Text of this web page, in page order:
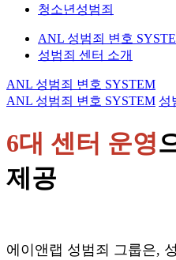
청소년성범죄
ANL 성범죄 변호
성범죄 센터 소개
ANL 성범죄 변호 SYSTEM
ANL 성범죄 변호 SYSTEM 성
6대 센터 운영
제공
에이앤랩 성범죄 그룹은,